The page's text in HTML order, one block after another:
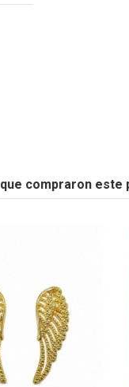
compraron este